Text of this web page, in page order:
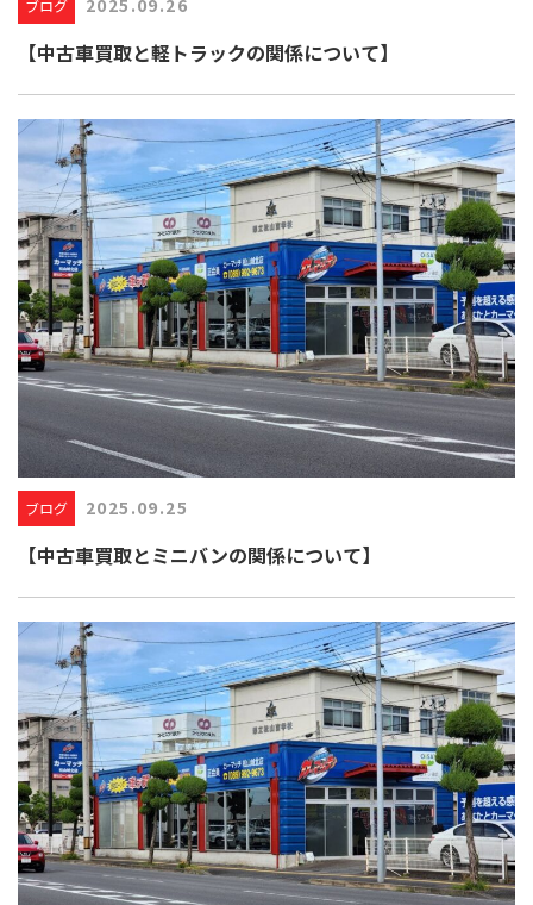
ブログ 2025.09.26
【中古車買取と軽トラックの関係について】
ブログ 2025.09.25
【中古車買取とミニバンの関係について】